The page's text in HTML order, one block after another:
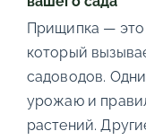
Прищипка — это
который
садоводов.
урожаю и
растений.